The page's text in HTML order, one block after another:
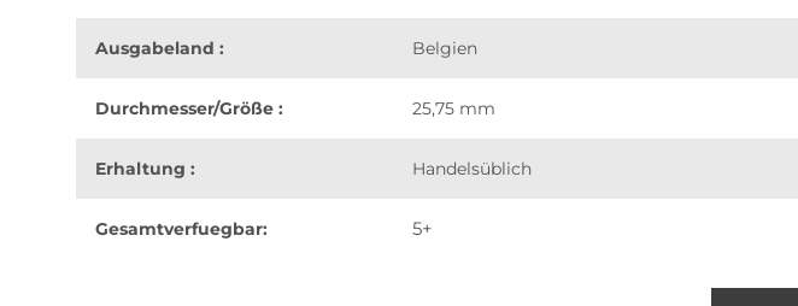
Ausgabeland : Belgien
Durchmesser/Größe : 25,75 mm
Erhaltung : Handelsüblich
Gesamtverfuegbar: 5+